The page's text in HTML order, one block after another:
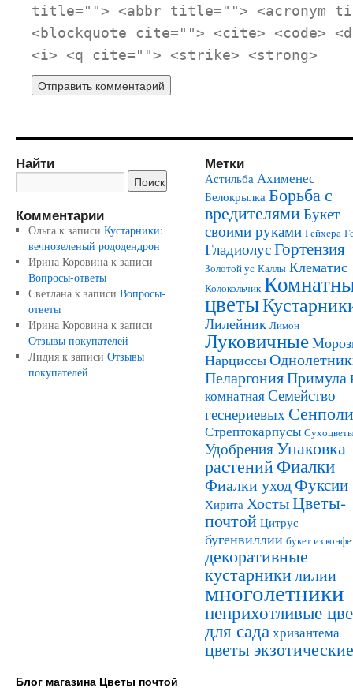
title=""> <abbr title=""> <acronym
<blockquote cite=""> <cite> <code>
<i> <q cite=""> <strike> <strong>
Найти
Комментарии
Ольгак записи Кустарники:
вечнозеленый рододендрон
Ирина Коровинак записи
Вопросы-ответы
Светланак записи Вопросы-
ответы
Ирина Коровинак записи
Отзывы покупателей
Лидияк записи Отзывы
покупателей
Метки
Астильба Ахименес
Белокрылка Борьба с
вредителямиБукет
своими руками Гейхера
ГладиолусГортензия
Золотой ус Каллы Клематис
Колокольчик
цветы
Лилейник Лимон
Луковичные
Нарциссы
ПеларгонияПримула
комнатнаяСемейство
геснериевых
Стрептокарпусы
УдобренияУпаковка
растенийФиалки
Фиалки уходФуксии
Хирита ХостыЦветы-
почтой Цитрус
бугенвиллии букет из
декоративные
кустарникилилии
многолетники
неприхотливые
для садахризантема
цветы экзотические
Блог магазина Цветы почтой